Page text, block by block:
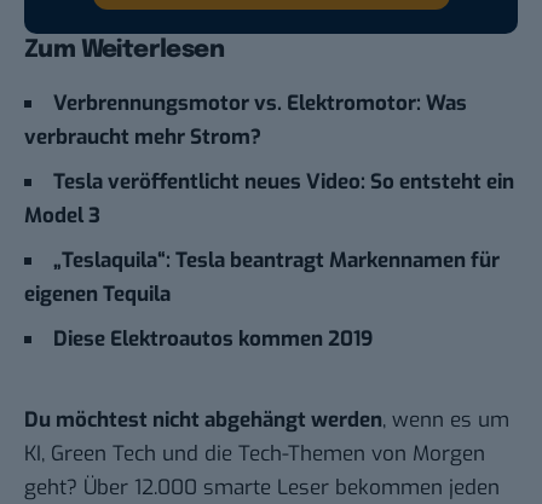
Zum Weiterlesen
Verbrennungsmotor vs. Elektromotor: Was
verbraucht mehr Strom?
Tesla veröffentlicht neues Video: So entsteht ein
Model 3
„Teslaquila“: Tesla beantragt Markennamen für
eigenen Tequila
Diese Elektroautos kommen 2019
Du möchtest nicht abgehängt werden, wenn es um
KI, Green Tech und die Tech-Themen von Morgen
geht? Über 12.000 smarte Leser bekommen jeden